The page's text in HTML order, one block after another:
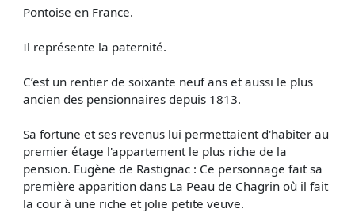
Pontoise en France.
Il représente la paternité.
C’est un rentier de soixante neuf ans et aussi le plus
ancien des pensionnaires depuis 1813.
Sa fortune et ses revenus lui permettaient d'habiter au
premier étage l'appartement le plus riche de la
pension. Eugène de Rastignac : Ce personnage fait sa
première apparition dans La Peau de Chagrin où il fait
la cour à une riche et jolie petite veuve.